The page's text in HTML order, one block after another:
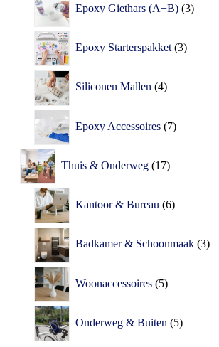
Epoxy Giethars (A+B) 3
Epoxy Starterspakket 3
Siliconen Mallen 4
Epoxy Accessoires 7
Thuis & Onderweg 17
Kantoor & Bureau 6
Badkamer & Schoonmaak 3
Woonaccessoires 5
Onderweg & Buiten 5